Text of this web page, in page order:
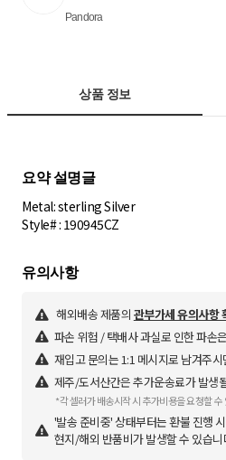
Pandora
상품 정보
요약 설명글
Metal: sterling Silver
Style# : 190945CZ
유의사항
해외배송 제품의 관부가세 유의사항
파손 위험 / 택배사 과실로 인한 파손
재입고 문의는 1:1 메시지로 남겨주
제주/도서산간은 추가운송료가 발생
*각 셀러가 배송시작 시 추가비용을 요청할 수
'발송 준비중' 상태부터는 환불 진행
현지/해외 반품비가 발생할 수 있습니